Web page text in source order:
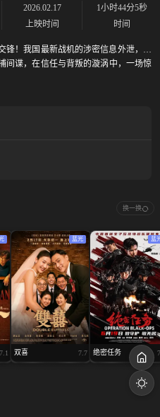
2026.02.17
上映时间
1小时44分5秒
时间
锋！我国最新战机的涉密信息外泄，国
间谍，在信任与背叛的漩涡中，一场惊
换一换
7.1
蓝光
双喜 7.7
蓝
绝密任务